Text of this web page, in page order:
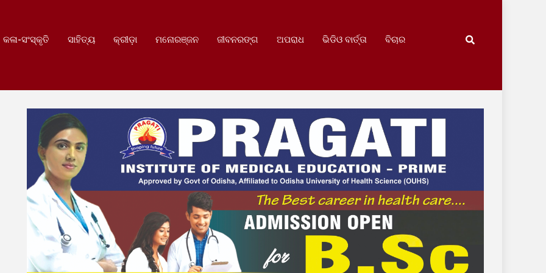
କଳା-ସଂସ୍କୃତି ସାହିତ୍ୟ କ୍ରୀଡ଼ା ମନୋରଞ୍ଜନ ଜୀବନରଙ୍ଗ ଅପରାଧ ଭିଡିଓ ବାର୍ତ୍ତା ବିଚାର